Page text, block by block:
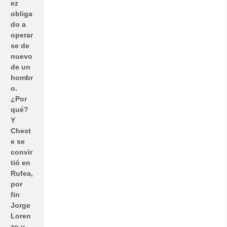
ez
obliga
do a
operar
se de
nuevo
de un
hombr
o.
¿Por
qué?
Y
Chest
e se
convir
tió en
Rufea,
por
fin
Jorge
Loren